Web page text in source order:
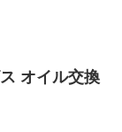
オイル交換